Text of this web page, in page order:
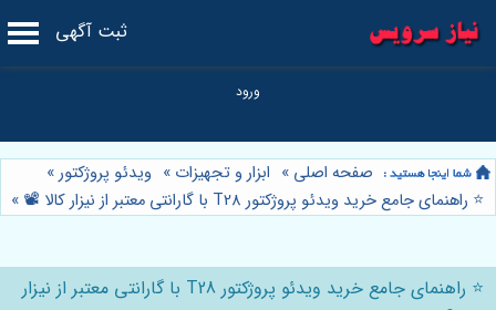
ثبت آگهی
صفحه اصلی » ابزار و تجهیزات » ویدئو پروژکتور»
⭐️ راهنمای جامع خرید ویدئو پروژکتور T28 با گارانتی معتبر از نیزار کالا 📽️
»
⭐️ راهنمای جامع خرید ویدئو پروژکتور T28 با گارانتی معتبر از نیزار